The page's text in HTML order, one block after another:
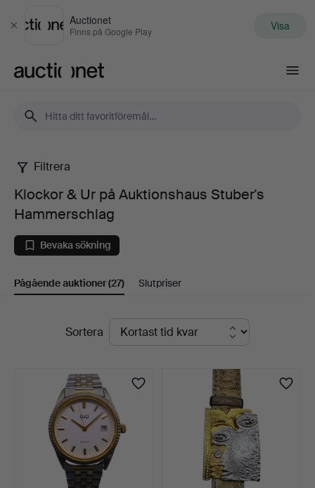
Stäng
Auctionet
Finns på Google Play Visa
Klockor
Ur
på
Stuber's
Hammerschlag
Filtrera
Klockor & Ur på Auktionshaus Stuber's
Hammerschlag
Bevaka sökning
Pågående auktioner(27) Slutpriser
PågåendeSortera